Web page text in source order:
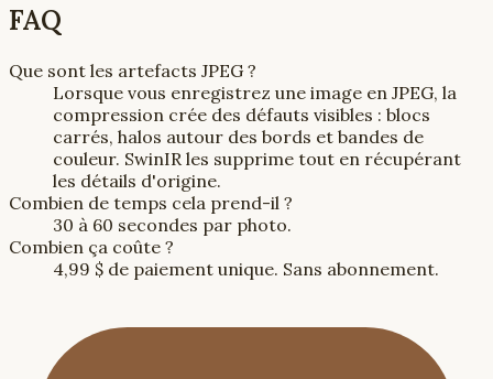
FAQ
Que sont les artefacts JPEG ?
Lorsque vous enregistrez une image en JPEG, la
compression crée des défauts visibles : blocs
carrés, halos autour des bords et bandes de
couleur. SwinIR les supprime tout en récupérant
les détails d'origine.
Combien de temps cela prend-il ?
30 à 60 secondes par photo.
Combien ça coûte ?
4,99 $ de paiement unique. Sans abonnement.